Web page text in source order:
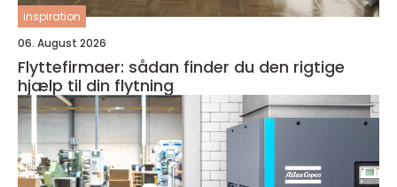
inspiration
06. August 2026
Flyttefirmaer: sådan finder du den rigtige
hjælp til din flytning